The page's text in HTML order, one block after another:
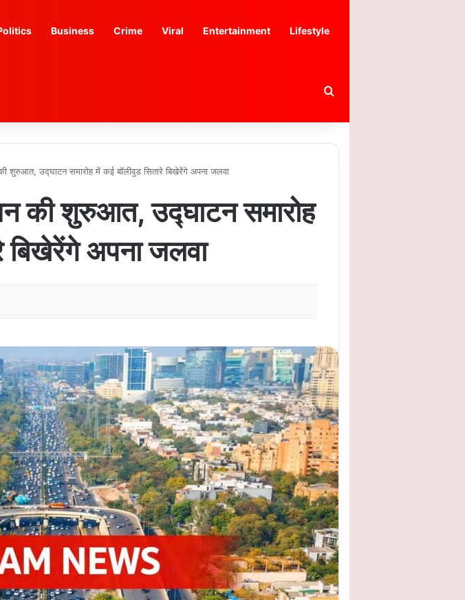
Business Crime Viral Entertainment Lifestyle
Search for
उद्घाटन समारोह में कई बॉलीवुड सितारे बिखेरेंगे अपना जलवा
शुरुआत, उद्घाटन समारोह
बिखेरेंगे अपना जलवा